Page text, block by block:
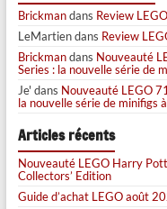
Brickmandans Review
LeMartiendans Review
Brickmandans Nouveauté
Series : la nouvelle série de
Je' dans Nouveauté LEGO
la nouvelle série de minifigs
Articles récents
Nouveauté LEGO Harry
Collectors’ Edition
Guide d’achat LEGO août